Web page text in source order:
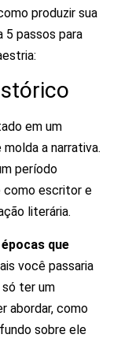
produzir sua
5 passos para
em um
a narrativa.
período
como escritor e
literária.
que
você passaria
só ter um
abordar, como
sobre ele